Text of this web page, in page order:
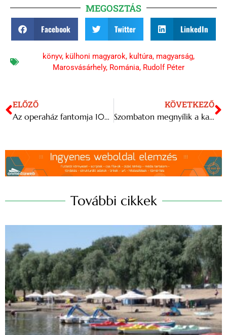
MEGOSZTÁS
Facebook Twitter LinkedIn
könyv, külhoni magyarok, kultúra, magyarság,
Marosvásárhely, Románia, Rudolf Péter
ELŐZŐ
Az operaház fantomja 1000. előadását ünnepli a Madách Színház
KÖVETKEZŐ
Szombaton megnyílik a karácsonyi vásár a Vörösmarty téren
További cikkek